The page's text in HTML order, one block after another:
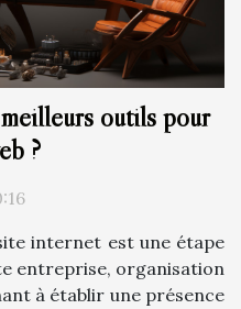
outils pour
?
internet est une étape
entreprise, organisation
à établir une présence